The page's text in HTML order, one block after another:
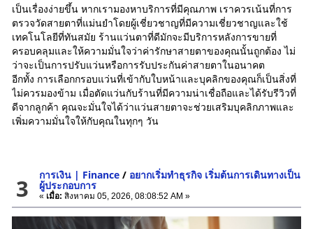
เป็นเรื่องง่ายขึ้น หากเรามองหาบริการที่มีคุณภาพ เราควรเน้นที่การ
ตรวจวัดสายตาที่แม่นยำโดยผู้เชี่ยวชาญที่มีความเชี่ยวชาญและใช้
เทคโนโลยีที่ทันสมัย ร้านแว่นตาที่ดีมักจะมีบริการหลังการขายที่
ครอบคลุมและให้ความมั่นใจว่าค่ารักษาสายตาของคุณนั้นถูกต้อง ไม่
ว่าจะเป็นการปรับแว่นหรือการรับประกันค่าสายตาในอนาคต
อีกทั้ง การเลือกกรอบแว่นที่เข้ากับใบหน้าและบุคลิกของคุณก็เป็นสิ่งที่
ไม่ควรมองข้าม เมื่อตัดแว่นกับร้านที่มีความน่าเชื่อถือและได้รับรีวิวที่
ดีจากลูกค้า คุณจะมั่นใจได้ว่าแว่นสายตาจะช่วยเสริมบุคลิกภาพและ
เพิ่มความมั่นใจให้กับคุณในทุกๆ วัน
3 การเงิน | Finance / อยากเริ่มทําธุรกิจ เริ่มต้นการเดินทางเป็น
ผู้ประกอบการ
« เมื่อ: สิงหาคม 05, 2026, 08:08:52 AM »